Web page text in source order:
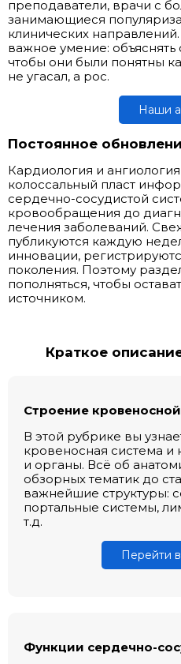
преподаватели, врачи с
занимающиеся
клинических
важное умение:
чтобы они были понятны
не угасал, а рос.
Наши
Постоянное
Кардиология и
колоссальный пласт
сердечно-сосудистой
кровообращения до
лечения заболеваний.
публикуются каждую
инновации,
поколения. Поэтому
пополняться, чтобы
источником.
Краткое
Строение
В этой рубрике вы
кровеносная система и
и органы. Всё об
обзорных тематик до
важнейшие структуры:
портальные системы,
т.д.
Перейти
Функции сердечно-